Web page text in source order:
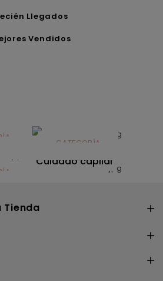
Llegados
Vendidos
CATEGORÍA
Solares
Cuidado capilar
Tienda 

